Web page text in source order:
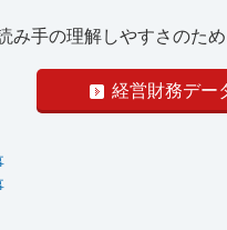
み手の理解しやすさのた
経営財務デー